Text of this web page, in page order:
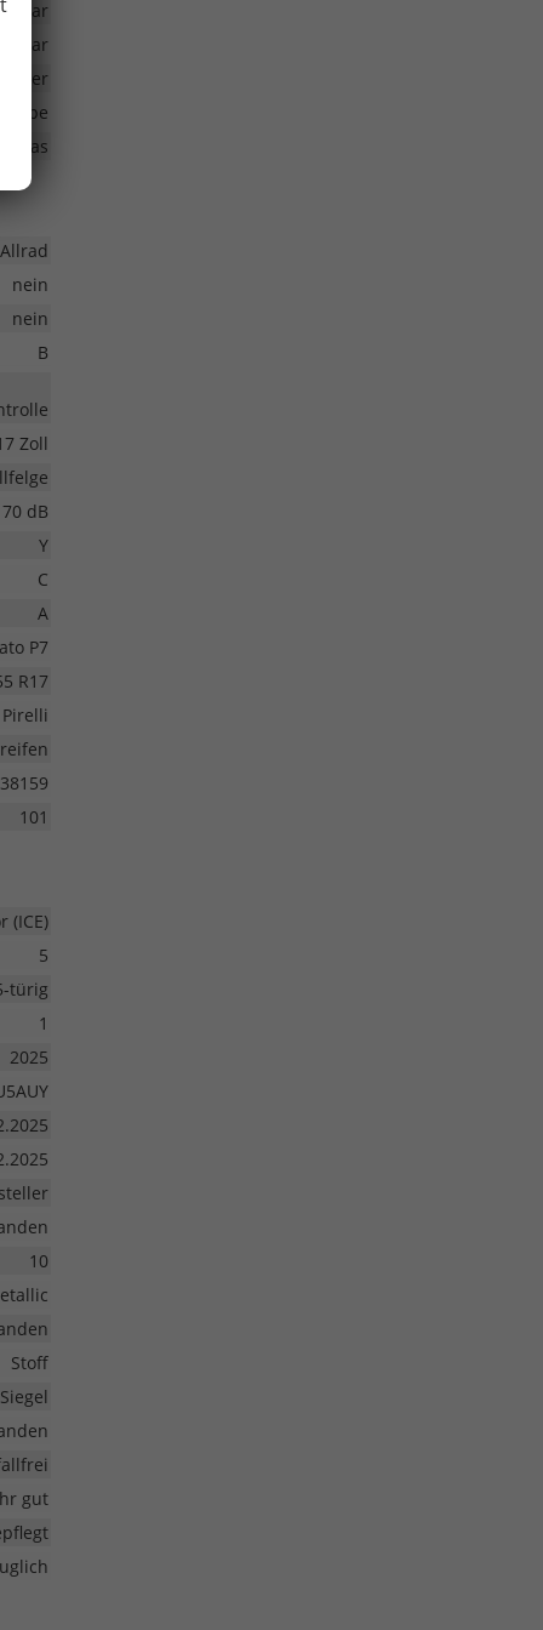
Allrad
nein
nein
B
Zoll
70 dB
Y
C
A
P7
R17
Pirelli
38159
101
(ICE)
5
türig
1
2025
10
Stoff
gut